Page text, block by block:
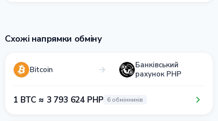
Схожі напрямки обміну
Bitcoin
Банківський
рахунок PHP
1 BTC ≈ 3 793 624 PHP 6 обмінників